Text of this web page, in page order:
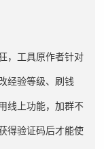
，工具原作者针对
经验等级、刷钱
线上功能，加群不
得验证码后才能使